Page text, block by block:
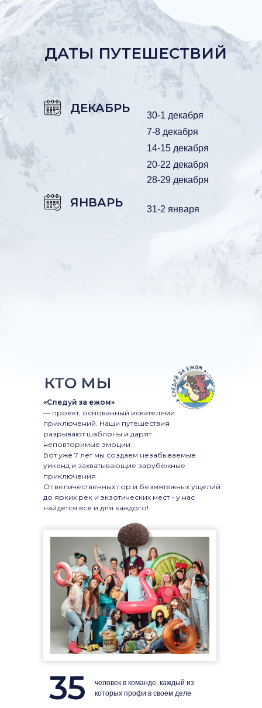
ДЕКАБРЬ
ДАТЫ ПУТЕШЕСТВИЙ
30-1 декабря
7-8 декабря
14-15 декабря
20-22 декабря
28-29 декабря
ЯНВАРЬ 31-2 января
КТО МЫ
«Следуй за ежом»
— проект, основанный искателями
приключений. Наши путешествия
разрывают шаблоны и дарят
неповторимые эмоции.
человек в команде, каждый из
которых профи в своем деле
35
Вот уже 7 лет мы создаем незабываемые
уикенд и захватывающие зарубежные
приключения
От величественных гор и безмятежных ущелий
до ярких рек и экзотических мест - у нас
найдется все и для каждого!